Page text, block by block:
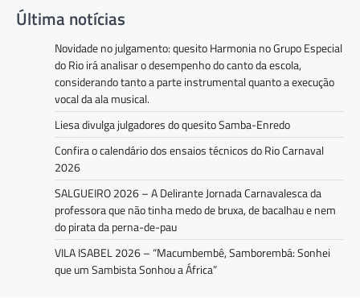
Última notícias
Novidade no julgamento: quesito Harmonia no Grupo Especial
do Rio irá analisar o desempenho do canto da escola,
considerando tanto a parte instrumental quanto a execução
vocal da ala musical.
Liesa divulga julgadores do quesito Samba-Enredo
Confira o calendário dos ensaios técnicos do Rio Carnaval
2026
SALGUEIRO 2026 – A Delirante Jornada Carnavalesca da
professora que não tinha medo de bruxa, de bacalhau e nem
do pirata da perna-de-pau
VILA ISABEL 2026 – “Macumbembê, Samborembá: Sonhei
que um Sambista Sonhou a África”